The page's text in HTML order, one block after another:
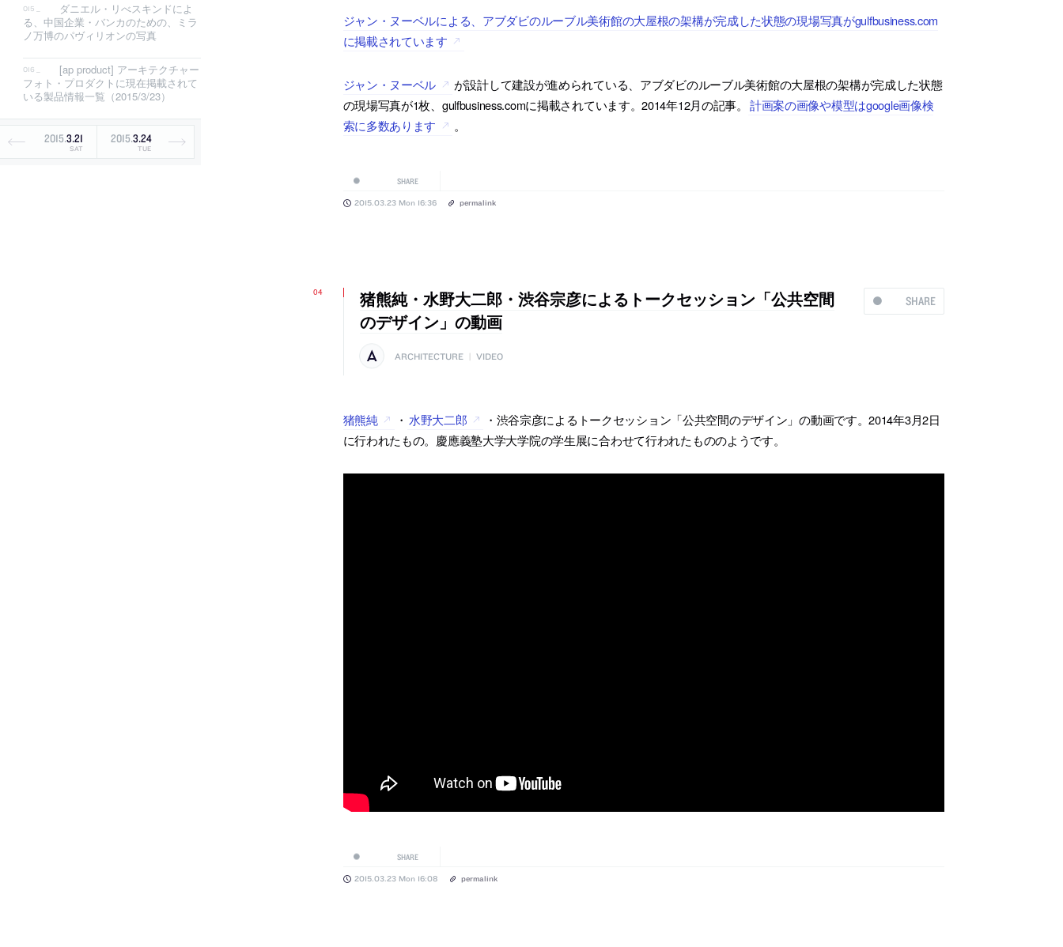
ダニエル・リべスキンドによ
る、中国企業・バンカのための、ミラ
ノ万博のパヴィリオンの写真
[ap product] アーキテクチャー
フォト・プロダクトに現在掲載されて
いる製品情報一覧（2015/3/23）
2015.3.21
SAT
2015.3.24
TUE
ジャン・ヌーベルによる、アブダビのルーブル美術館の大屋根の架構が完成した状態の現場写真がgulfbusiness.com
に掲載されています
ジャン・ヌーベル
が設計して建設が進められている、アブダビのルーブル美術館の大屋根の架構が完成した状態
の現場写真が1枚、gulfbusiness.comに掲載されています。2014年12月の記事。
計画案の画像や模型はgoogle画像検
索に多数あります
。
SHARE
2015.03.23 Mon 16:36 permalink
SHARE
猪熊純・水野大二郎・渋谷宗彦によるトークセッション「公共空間
のデザイン」の動画
ARCHITECTURE | VIDEO
猪熊純 ・ 水野大二郎
・渋谷宗彦によるトークセッション「公共空間のデザイン」の動画です。2014年3月2日
に行われたもの。慶應義塾大学大学院の学生展に合わせて行われたもののようです。
SHARE
2015.03.23 Mon 16:08 permalink